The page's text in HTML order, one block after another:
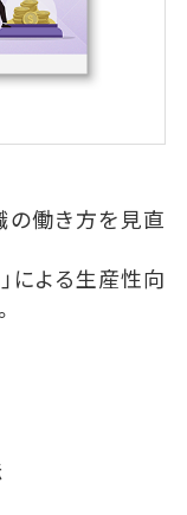
の働き方を見直
による生産性向